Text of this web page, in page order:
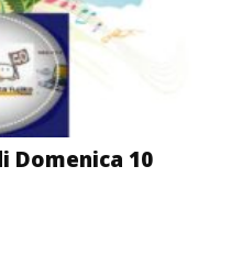
Domenica 10